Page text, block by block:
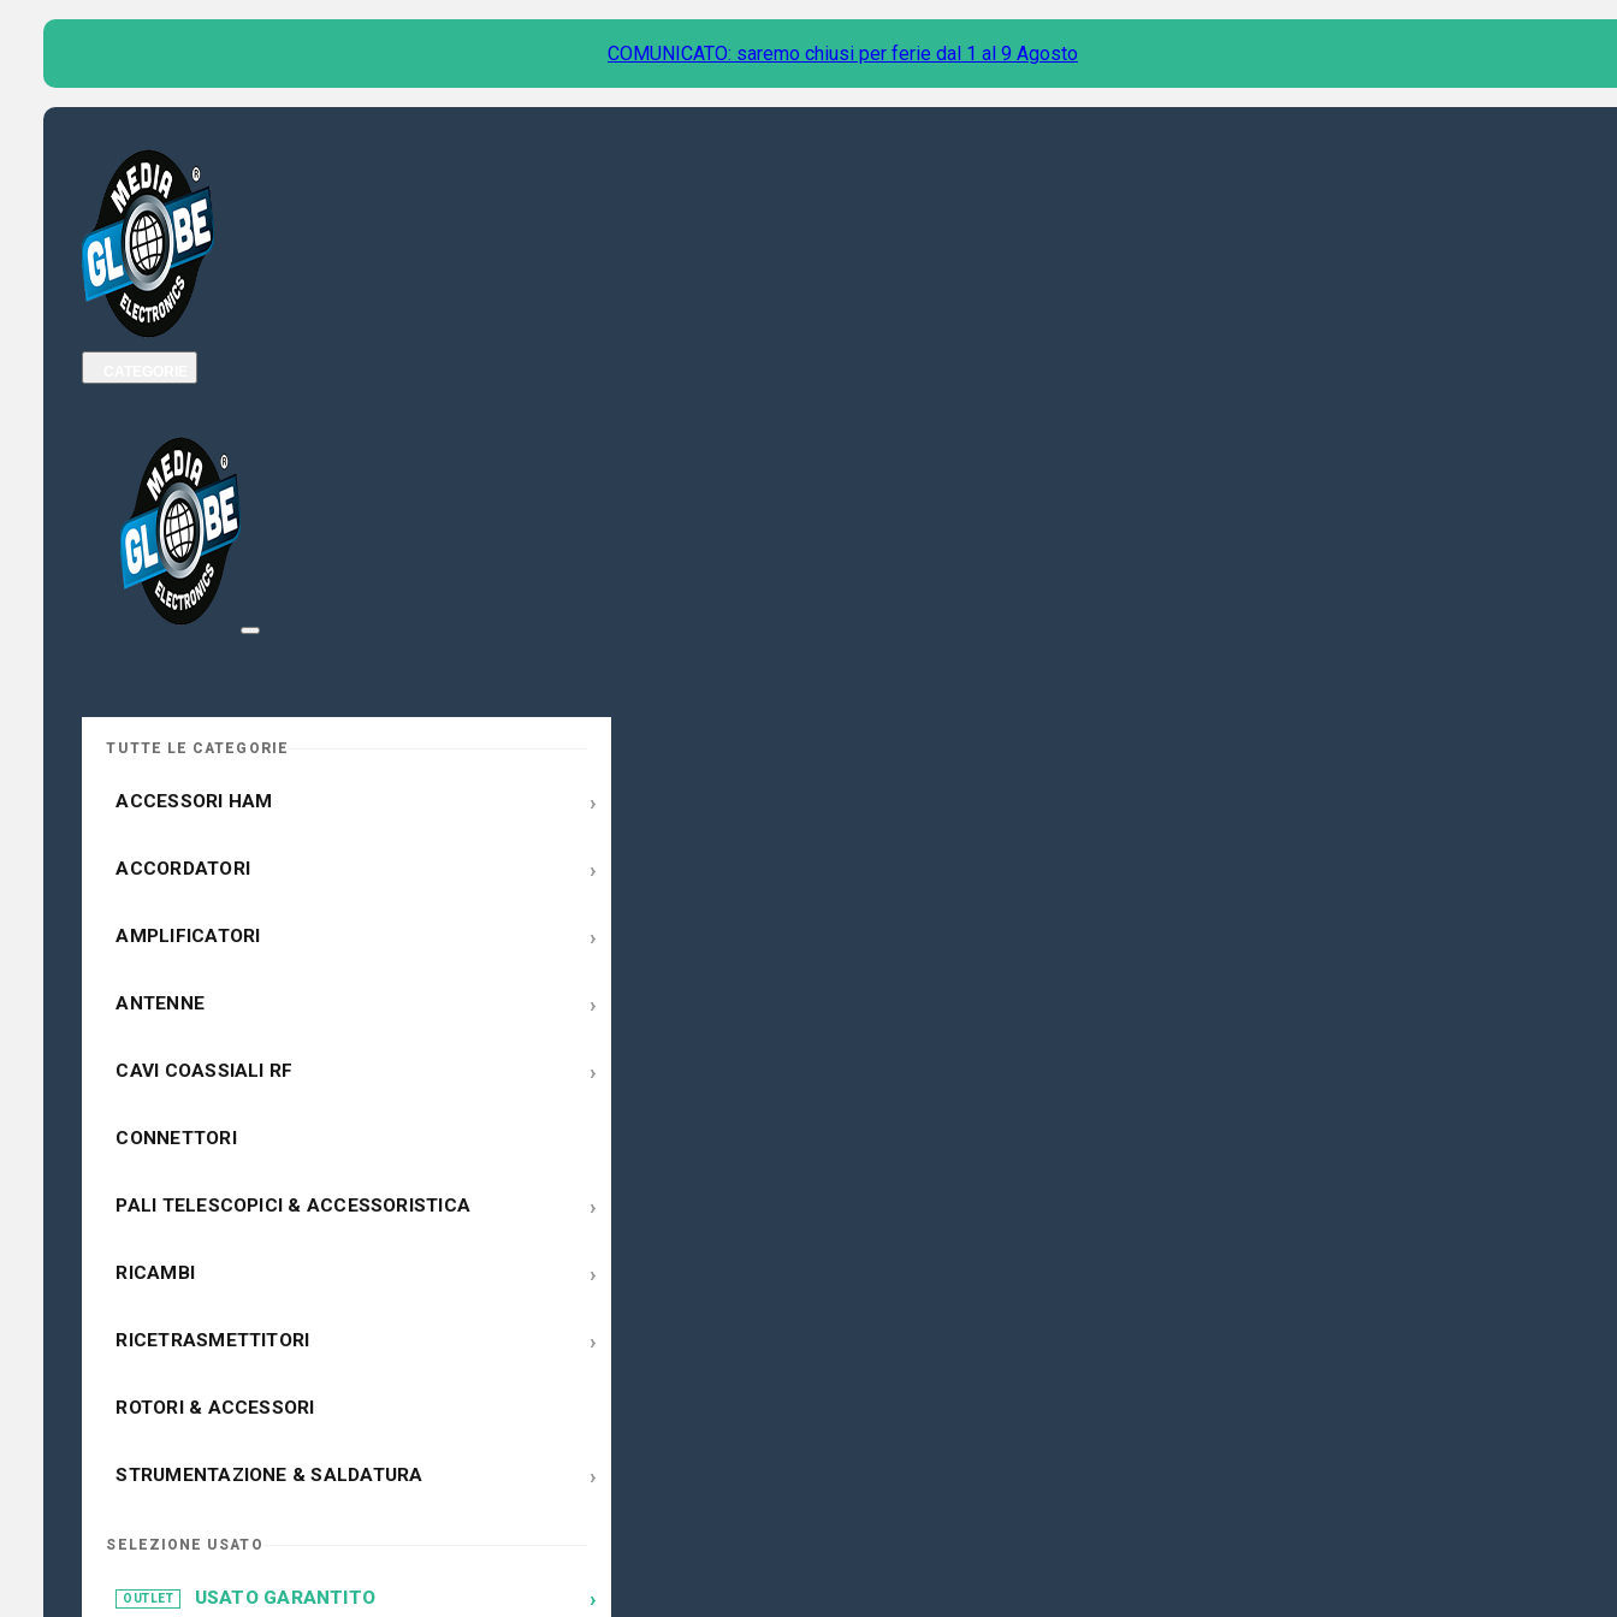
COMUNICATO: saremo chiusi per ferie dal 1 al 9 Agosto
TUTTE LE CATEGORIE
ACCESSORI HAM ›
ACCORDATORI ›
AMPLIFICATORI ›
ANTENNE ›
CAVI COASSIALI RF ›
CONNETTORI
PALI TELESCOPICI & ACCESSORISTICA ›
RICAMBI ›
RICETRASMETTITORI ›
ROTORI & ACCESSORI
STRUMENTAZIONE & SALDATURA ›
SELEZIONE USATO
OUTLET USATO GARANTITO ›